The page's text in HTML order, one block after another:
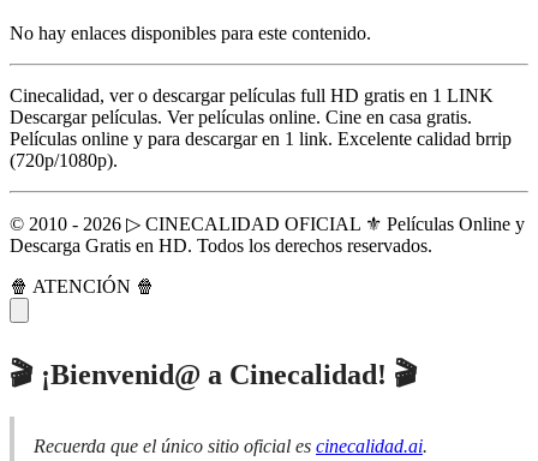
No hay enlaces disponibles para este contenido.
Cinecalidad, ver o descargar películas full HD gratis en 1 LINK
Descargar películas. Ver películas online. Cine en casa gratis.
Películas online y para descargar en 1 link. Excelente calidad brrip
(720p/1080p).
© 2010 - 2026 ▷ CINECALIDAD OFICIAL ⚜️ Películas Online y
Descarga Gratis en HD. Todos los derechos reservados.
🍿 ATENCIÓN 🍿
🎬 ¡Bienvenid@ a Cinecalidad! 🎬
Recuerda que el único sitio oficial es cinecalidad.ai.